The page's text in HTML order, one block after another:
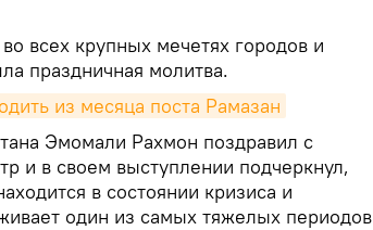
всех крупных мечетях городов и
праздничная молитва.
из месяца поста Рамазан
Эмомали Рахмон поздравил с
и в своем выступлении подчеркнул,
в состоянии кризиса и
один из самых тяжелых периодов